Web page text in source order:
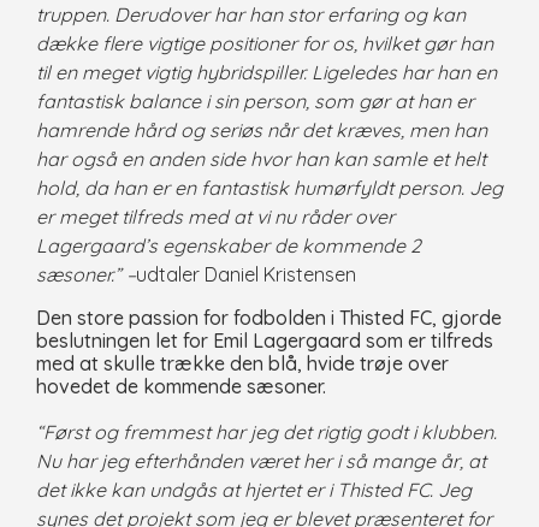
truppen. Derudover har han stor erfaring og kan
dække flere vigtige positioner for os, hvilket gør han
til en meget vigtig hybridspiller. Ligeledes har han en
fantastisk balance i sin person, som gør at han er
hamrende hård og seriøs når det kræves, men han
har også en anden side hvor han kan samle et helt
hold, da han er en fantastisk humørfyldt person. Jeg
er meget tilfreds med at vi nu råder over
Lagergaard’s egenskaber de kommende 2
sæsoner.” –udtaler Daniel Kristensen
Den store passion for fodbolden i Thisted FC, gjorde
beslutningen let for Emil Lagergaard som er tilfreds
med at skulle trække den blå, hvide trøje over
hovedet de kommende sæsoner.
“Først og fremmest har jeg det rigtig godt i klubben.
Nu har jeg efterhånden været her i så mange år, at
det ikke kan undgås at hjertet er i Thisted FC. Jeg
synes det projekt som jeg er blevet præsenteret for